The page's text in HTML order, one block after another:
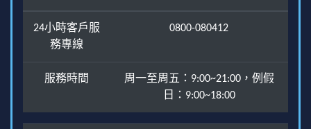
24小時客戶服
務專線
0800-080412
服務時間
周一至周五：9:00~21:00，例假
日：9:00~18:00